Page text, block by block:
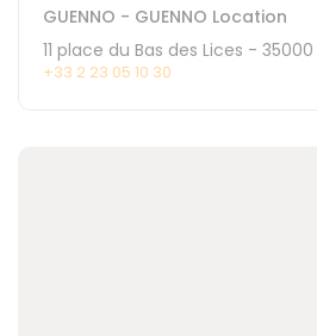
GUENNO - GUENNO Location
11 place du Bas des Lices - 35000
+33 2 23 05 10 30